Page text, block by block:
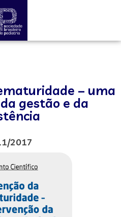
– uma
gestão e da
2017